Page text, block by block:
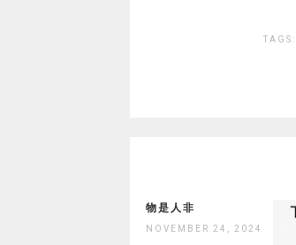
TAGS:
物是人非
NOVEMBER 24, 2024